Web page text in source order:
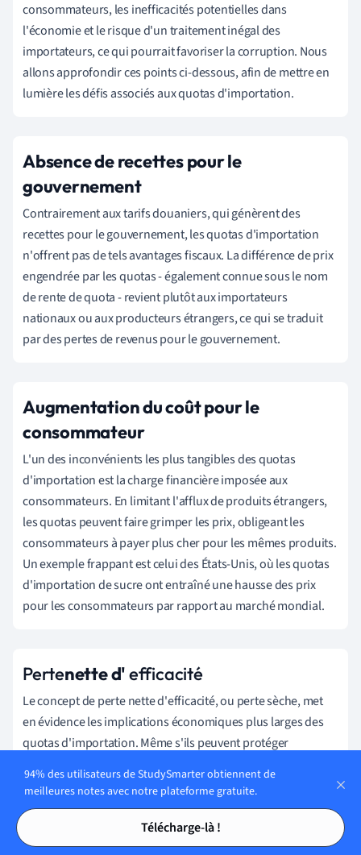
Tables des matières
Tables des matières
consommateurs, les inefficacités potentielles dans
l'économie et le risque d'un traitement inégal des
importateurs, ce qui pourrait favoriser la corruption. Nous
allons approfondir ces points ci-dessous, afin de mettre en
lumière les défis associés aux quotas d'importation.
Absence de recettes pour le
gouvernement
Contrairement aux tarifs douaniers, qui génèrent des
recettes pour le gouvernement, les quotas d'importation
n'offrent pas de tels avantages fiscaux. La différence de prix
engendrée par les quotas - également connue sous le nom
de rente de quota - revient plutôt aux importateurs
nationaux ou aux producteurs étrangers, ce qui se traduit
par des pertes de revenus pour le gouvernement.
Augmentation du coût pour le
consommateur
L'un des inconvénients les plus tangibles des quotas
d'importation est la charge financière imposée aux
consommateurs. En limitant l'afflux de produits étrangers,
les quotas peuvent faire grimper les prix, obligeant les
consommateurs à payer plus cher pour les mêmes produits.
Un exemple frappant est celui des États-Unis, où les quotas
d'importation de sucre ont entraîné une hausse des prix
pour les consommateurs par rapport au marché mondial.
Pertenette d'efficacité
Le concept de perte nette d'efficacité, ou perte sèche, met
en évidence les implications économiques plus larges des
quotas d'importation. Même s'ils peuvent protéger
l'économie, principalement sous la forme de prix plus
élevés, dépassent souvent les avantages, ce qui entraîne une
perte nette d'efficacité. Ce phénomène reflète les
répercussions économiques complexes, souvent cachées,
94% des utilisateurs de StudySmarter obtiennent de
meilleures notes avec notre plateforme gratuite.
Télécharge-là !